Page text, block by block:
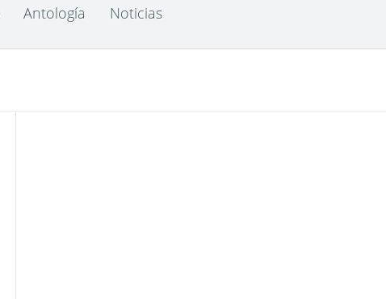
Antología Noticias